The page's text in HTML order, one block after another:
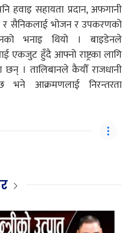
हवाइ सहायता प्रदान, अफगानी
सैनिकलाई भोजन र उपकरणको
भनाइ थियो । बाइडेनले
एकजुट हुँदै आफ्नो राष्ट्रका लागि
। तालिबानले कैयौँ राजधानी
आक्रमणलाई निरन्तरता